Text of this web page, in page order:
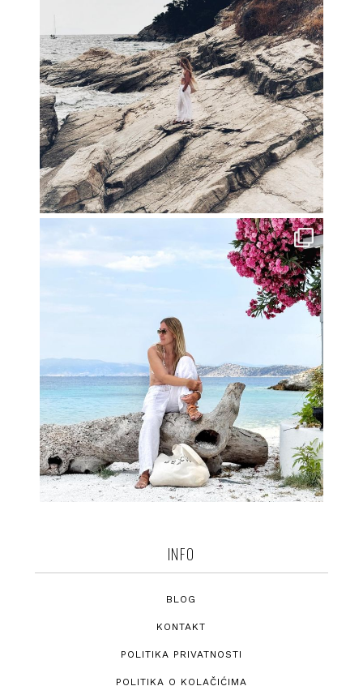
INFO
BLOG
KONTAKT
POLITIKA PRIVATNOSTI
POLITIKA O KOLAČIĆIMA